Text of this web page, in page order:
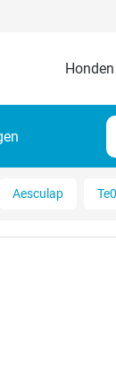
Honden
Aesculap